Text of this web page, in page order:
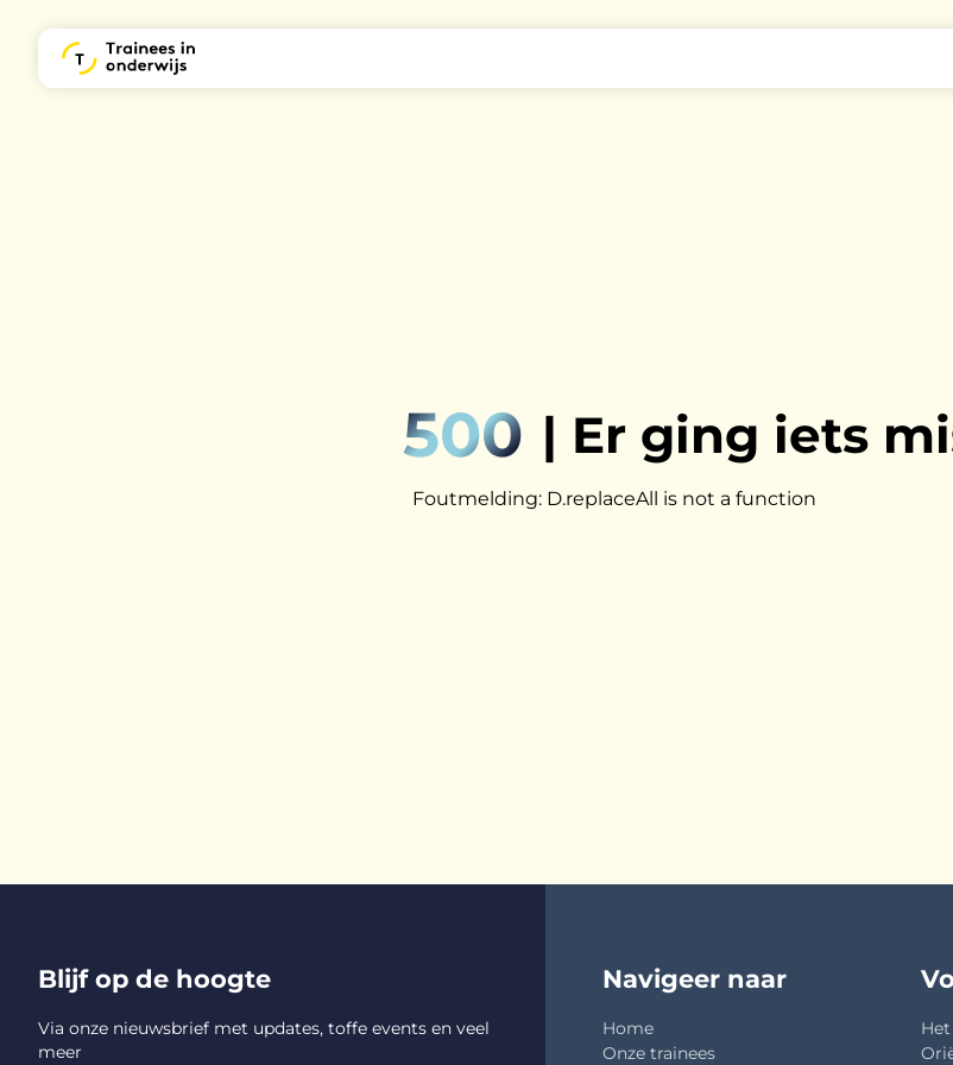
500 | Er ging iets
Foutmelding: D.replaceAll is not a function
Blijf op de hoogte
Via onze nieuwsbrief met updates, toffe events en veel
meer
Navigeer naar
Home
Onze trainees